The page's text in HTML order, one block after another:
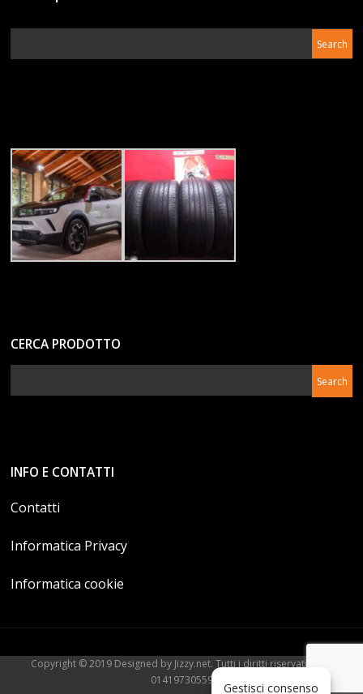
CERCA PRODOTTO
INFO E CONTATTI
Contatti
Informatica Privacy
Informatica cookie
Copyright © 2019 Designed by Jizzy.net. Tutti i diritti riservati. P.Iva
01419730559
Gestisci consenso